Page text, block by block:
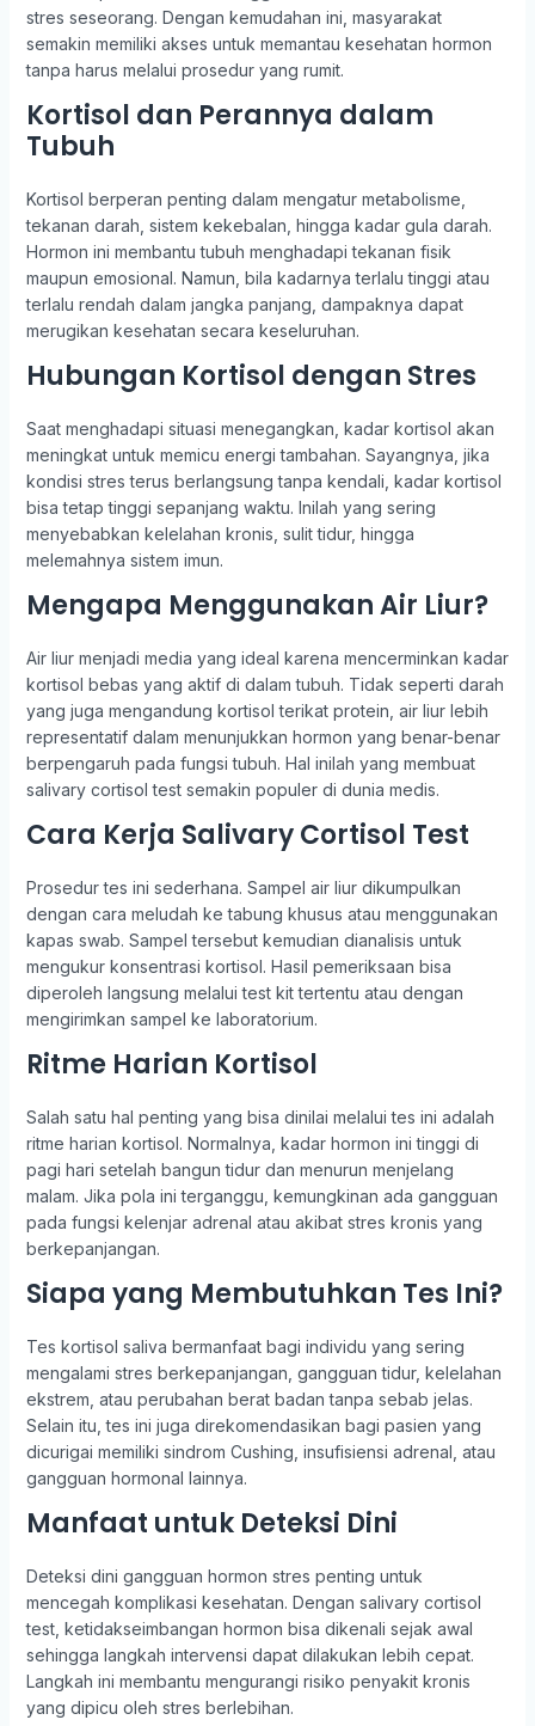
stres seseorang. Dengan kemudahan ini, masyarakat
semakin memiliki akses untuk memantau kesehatan hormon
tanpa harus melalui prosedur yang rumit.
Kortisol dan Perannya dalam
Tubuh
Kortisol berperan penting dalam mengatur metabolisme,
tekanan darah, sistem kekebalan, hingga kadar gula darah.
Hormon ini membantu tubuh menghadapi tekanan fisik
maupun emosional. Namun, bila kadarnya terlalu tinggi atau
terlalu rendah dalam jangka panjang, dampaknya dapat
merugikan kesehatan secara keseluruhan.
Hubungan Kortisol dengan Stres
Saat menghadapi situasi menegangkan, kadar kortisol akan
meningkat untuk memicu energi tambahan. Sayangnya, jika
kondisi stres terus berlangsung tanpa kendali, kadar kortisol
bisa tetap tinggi sepanjang waktu. Inilah yang sering
menyebabkan kelelahan kronis, sulit tidur, hingga
melemahnya sistem imun.
Mengapa Menggunakan Air Liur?
Air liur menjadi media yang ideal karena mencerminkan kadar
kortisol bebas yang aktif di dalam tubuh. Tidak seperti darah
yang juga mengandung kortisol terikat protein, air liur lebih
representatif dalam menunjukkan hormon yang benar-benar
berpengaruh pada fungsi tubuh. Hal inilah yang membuat
salivary cortisol test semakin populer di dunia medis.
Cara Kerja Salivary Cortisol Test
Prosedur tes ini sederhana. Sampel air liur dikumpulkan
dengan cara meludah ke tabung khusus atau menggunakan
kapas swab. Sampel tersebut kemudian dianalisis untuk
mengukur konsentrasi kortisol. Hasil pemeriksaan bisa
diperoleh langsung melalui test kit tertentu atau dengan
mengirimkan sampel ke laboratorium.
Ritme Harian Kortisol
Salah satu hal penting yang bisa dinilai melalui tes ini adalah
ritme harian kortisol. Normalnya, kadar hormon ini tinggi di
pagi hari setelah bangun tidur dan menurun menjelang
malam. Jika pola ini terganggu, kemungkinan ada gangguan
pada fungsi kelenjar adrenal atau akibat stres kronis yang
berkepanjangan.
Siapa yang Membutuhkan Tes Ini?
Tes kortisol saliva bermanfaat bagi individu yang sering
mengalami stres berkepanjangan, gangguan tidur, kelelahan
ekstrem, atau perubahan berat badan tanpa sebab jelas.
Selain itu, tes ini juga direkomendasikan bagi pasien yang
dicurigai memiliki sindrom Cushing, insufisiensi adrenal, atau
gangguan hormonal lainnya.
Manfaat untuk Deteksi Dini
Deteksi dini gangguan hormon stres penting untuk
mencegah komplikasi kesehatan. Dengan salivary cortisol
test, ketidakseimbangan hormon bisa dikenali sejak awal
sehingga langkah intervensi dapat dilakukan lebih cepat.
Langkah ini membantu mengurangi risiko penyakit kronis
yang dipicu oleh stres berlebihan.